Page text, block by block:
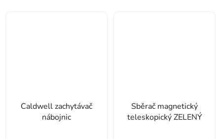
Caldwell zachytávač
nábojnic
Sběrač magnetický
teleskopický ZELENÝ